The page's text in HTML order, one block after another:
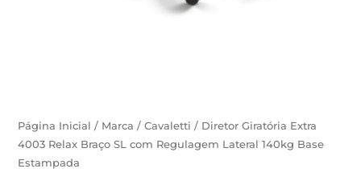
Página Inicial / Marca /Cavaletti / Diretor Giratória Extra
4003 Relax Braço SL com Regulagem Lateral 140kg Base
Estampada